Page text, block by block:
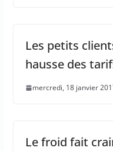
Les petits
hausse des
mercredi, 18 janvier
Le froid fait